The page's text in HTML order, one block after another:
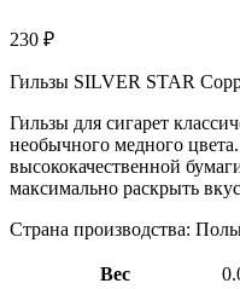
230 ₽
Гильзы SILVER STAR
Гильзы для сигарет
необычного медного
высококачественной
максимально раскрыть
Страна производства:
Вес